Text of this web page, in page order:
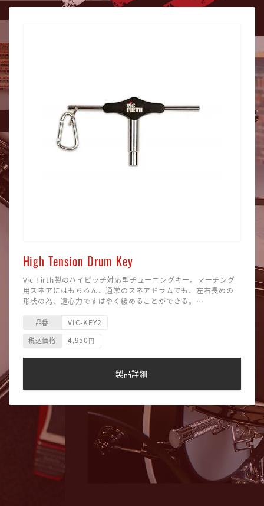
High Tension Drum Key
Vic Firth製のハイピッチ対応型チューニングキー。マーチング
用スネアにはもちろん、通常のスネアドラムでも、左右長めの
形状の為、遠心力ですばやく緩めることができる。
品番 VIC-KEY2
税込価格 4,950 円
製品詳細